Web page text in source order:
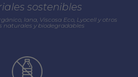
sostenibles
lana, Viscosa Eco, Lyocell y otros
naturales y biodegradables